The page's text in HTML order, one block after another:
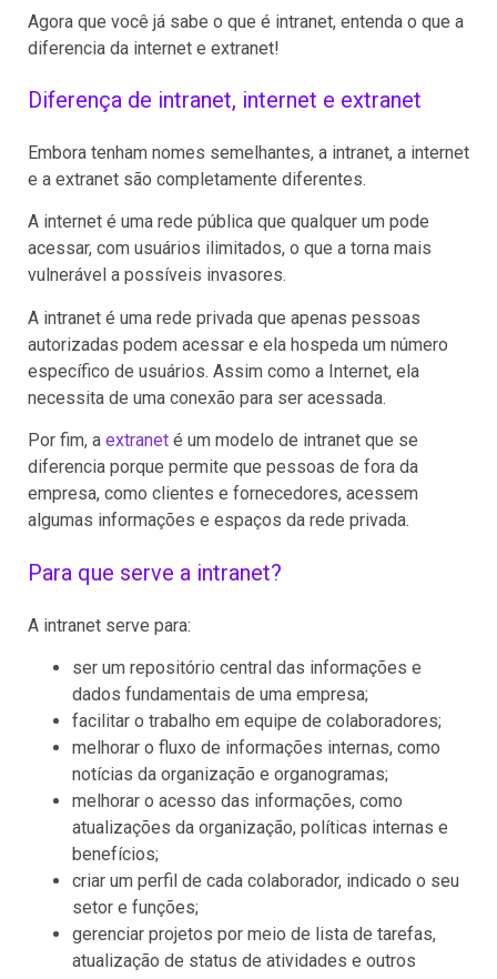
Agora que você já sabe o que é intranet, entenda o que a
diferencia da internet e extranet!
Diferença de intranet, internet e extranet
Embora tenham nomes semelhantes, a intranet, a internet
e a extranet são completamente diferentes.
A internet é uma rede pública que qualquer um pode
acessar, com usuários ilimitados, o que a torna mais
vulnerável a possíveis invasores.
A intranet é uma rede privada que apenas pessoas
autorizadas podem acessar e ela hospeda um número
específico de usuários. Assim como a Internet, ela
necessita de uma conexão para ser acessada.
Por fim, a extranet é um modelo de intranet que se
diferencia porque permite que pessoas de fora da
empresa, como clientes e fornecedores, acessem
algumas informações e espaços da rede privada.
Para que serve a intranet?
A intranet serve para:
ser um repositório central das informações e
dados fundamentais de uma empresa;
facilitar o trabalho em equipe de colaboradores;
melhorar o fluxo de informações internas, como
notícias da organização e organogramas;
melhorar o acesso das informações, como
atualizações da organização, políticas internas e
benefícios;
criar um perfil de cada colaborador, indicado o seu
setor e funções;
gerenciar projetos por meio de lista de tarefas,
atualização de status de atividades e outros